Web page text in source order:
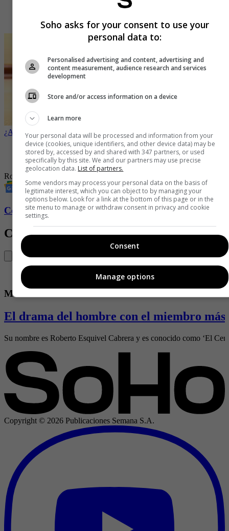
secos, suaves, picantes o ahumados, entre otros.
evalúe el final del ron. El final se refiere a la sensación
que deja después de haberlo tragado.
¿A qué sabe el ron?
-Descubra los matices encantadores del Ron SantaFe
-Ron SantaFe 12 años, un viaje a la Elegancia
Ron
Conozca más de Soho aquí
Contenido Relacionado
MenLife
El drama del hombre con el miembro
Su nombre es Roberto Esquivel Cabrera y es conocido como ‘El
Copyright © 2026 Publicaciones Semana S.A.
Soho asks for your consent to use your
personal data to:
Personalised advertising and content, advertising and
content measurement, audience research and services
development
Store and/or access information on a device
Learn more
Your personal data will be processed and information from your
device (cookies, unique identifiers, and other device data) may be
stored by, accessed by and shared with 347 partners, or used
specifically by this site. We and our partners may use precise
geolocation data. List of partners.
Some vendors may process your personal data on the basis of
legitimate interest, which you can object to by managing your
options below. Look for a link at the bottom of this page or in the
site menu to manage or withdraw consent in privacy and cookie
settings.
Consent
Manage options